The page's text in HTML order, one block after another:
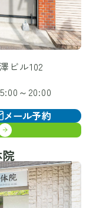
ビル102
～20:00
メール予約